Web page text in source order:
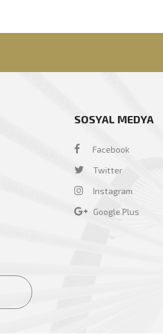
SOSYAL MEDYA
Facebook
Twitter
Instagram
Google Plus